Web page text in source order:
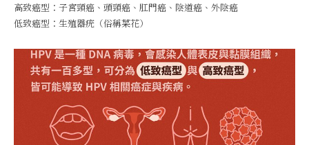
高致癌型：子宮頸癌、頭頸癌、肛門癌、陰道癌、外陰癌
低致癌型：生殖器疣（俗稱菜花）